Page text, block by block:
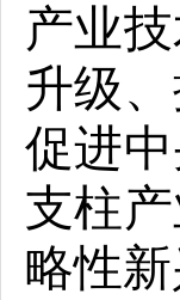
产业
升级
促进
支柱
略性